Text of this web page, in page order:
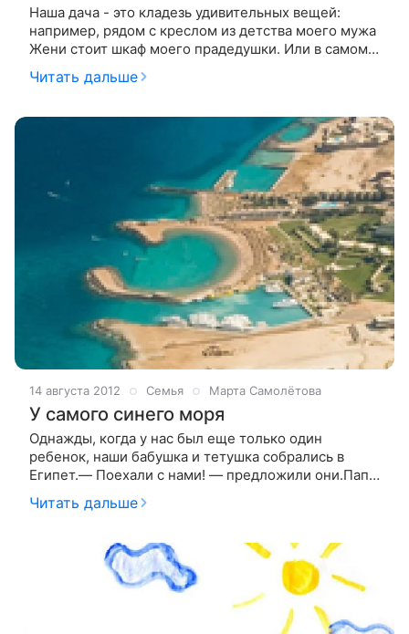
Наша дача - это кладезь удивительных вещей:
например, рядом с креслом из детства моего мужа
Жени стоит шкаф моего прадедушки. Или в самом
дальнем пыльном углу может найтись футляр от
моих детских темных очков. А
Читать дальше
14 августа 2012 Семья Марта Самолётова
У самого синего моря
Однажды, когда у нас был еще только один
ребенок, наши бабушка и тетушка собрались в
Египет.— Поехали с нами! — предложили они.Папа
наш работал, а мы с маленькой Настей согласились.
Знали бы мы какие нас ждут приключения
Читать дальше